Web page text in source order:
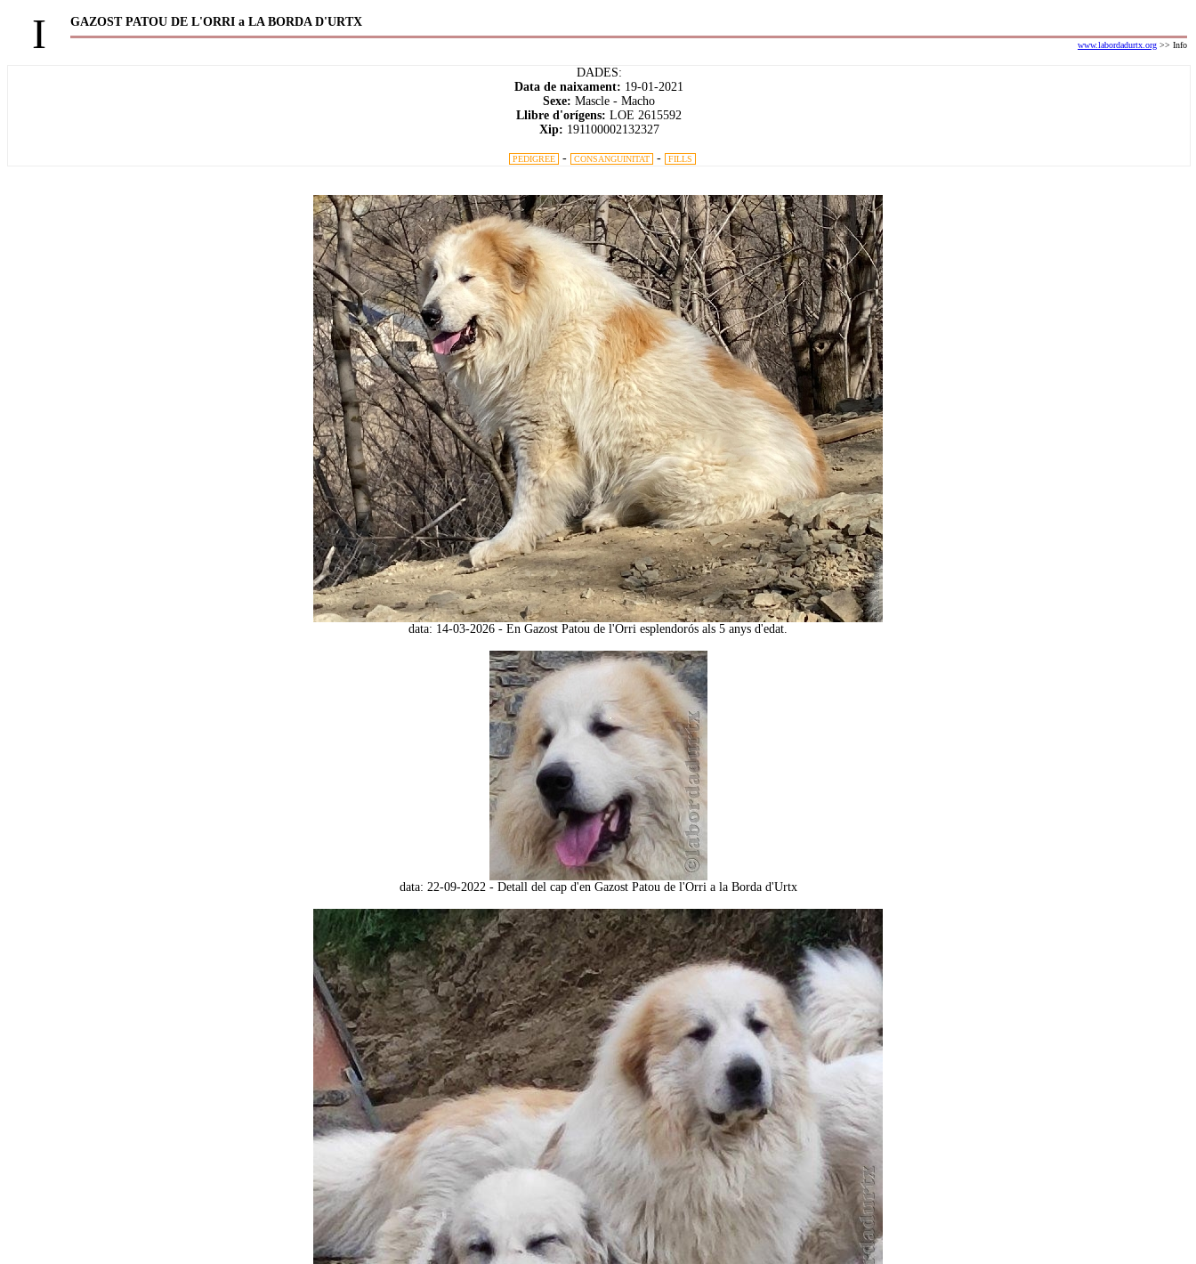
I GAZOST PATOU DE L'ORRI a LA BORDA D'URTX
www.labordadurtx.org >> Info
DADES:
Data de naixament: 19-01-2021
Sexe: Mascle - Macho
Llibre d'orígens: LOE 2615592
Xip: 191100002132327
PEDIGREE - CONSANGUINITAT - FILLS
data: 14-03-2026 - En Gazost Patou de l'Orri esplendorós als 5 anys d'edat.
data: 22-09-2022 - Detall del cap d'en Gazost Patou de l'Orri a la Borda d'Urtx